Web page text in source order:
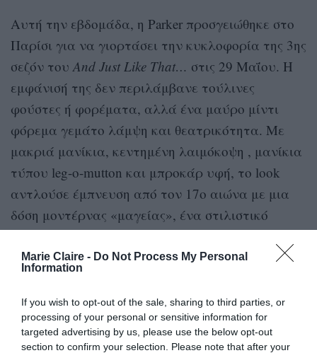
Marie Claire - Do Not Process My Personal
Information
If you wish to opt-out of the sale, sharing to third parties, or
processing of your personal or sensitive information for
targeted advertising by us, please use the below opt-out
section to confirm your selection. Please note that after your
Αυτή την εβδομάδα, η Parker προσγειώθηκε στο
Παρίσι για να γιορτάσει την κυκλοφορία της 3ης
σεζόν τουAnd Just Like That… στις 29 Μαΐου. Η
εμφάνισή της δεν περιλάμβανε τούλινες
φούστες ή φορέματα, αλλά ένα μαύρο μίντι
φόρεμα γεμάτο λάμψη και θεατρικότητα. Με
μακριά μανίκια, κεντημένη λαιμόκοψη , μανίκια
τύπου leg-o-mutton και μπροκάρ υφή, το look
αντλούσε έμπνευση από τον 17ο αιώνα με μια
δόση μοντέρνας «μαγείας», ένα στιλιστικό
press tour.
στα πόδια της: φούξια peep-toe γόβες με λουράκι
στον αστράγαλο. Ήταν ίδιες, όχι διαφορετικές